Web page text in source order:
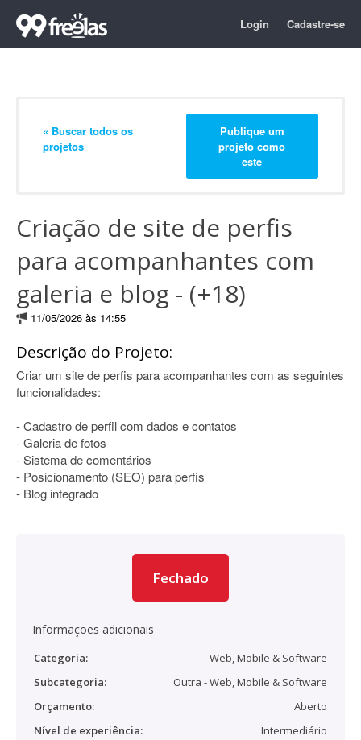
Login Cadastre-se
« Buscar todos os
projetos
Publique um
projeto como
este
Criação de site de perfis
para acompanhantes com
galeria e blog - (+18)
11/05/2026 às 14:55
Descrição do Projeto:
Criar um site de perfis para acompanhantes com as seguintes
funcionalidades:
- Cadastro de perfil com dados e contatos
- Galeria de fotos
- Sistema de comentários
- Posicionamento (SEO) para perfis
- Blog integrado
Fechado
Informações adicionais
Categoria:
Web, Mobile & Software
Subcategoria:
Outra - Web, Mobile & Software
Orçamento:
Aberto
Nível de experiência:
Intermediário